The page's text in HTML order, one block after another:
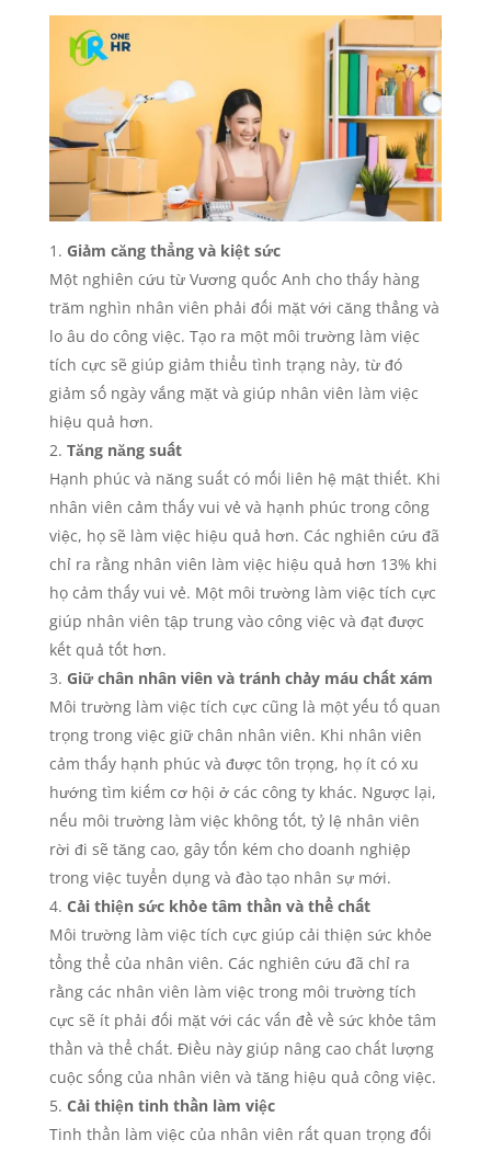
Giảm căng thẳng và kiệt sức
Một nghiên cứu từ Vương quốc Anh cho thấy hàng
trăm nghìn nhân viên phải đối mặt với căng thẳng và
lo âu do công việc. Tạo ra một môi trường làm việc
tích cực sẽ giúp giảm thiểu tình trạng này, từ đó
giảm số ngày vắng mặt và giúp nhân viên làm việc
hiệu quả hơn.
Tăng năng suất
Hạnh phúc và năng suất có mối liên hệ mật thiết. Khi
nhân viên cảm thấy vui vẻ và hạnh phúc trong công
việc, họ sẽ làm việc hiệu quả hơn. Các nghiên cứu đã
chỉ ra rằng nhân viên làm việc hiệu quả hơn 13% khi
họ cảm thấy vui vẻ. Một môi trường làm việc tích cực
giúp nhân viên tập trung vào công việc và đạt được
kết quả tốt hơn.
Giữ chân nhân viên và tránh chảy máu chất xám
Môi trường làm việc tích cực cũng là một yếu tố quan
trọng trong việc giữ chân nhân viên. Khi nhân viên
cảm thấy hạnh phúc và được tôn trọng, họ ít có xu
hướng tìm kiếm cơ hội ở các công ty khác. Ngược lại,
nếu môi trường làm việc không tốt, tỷ lệ nhân viên
rời đi sẽ tăng cao, gây tốn kém cho doanh nghiệp
trong việc tuyển dụng và đào tạo nhân sự mới.
Cải thiện sức khỏe tâm thần và thể chất
Môi trường làm việc tích cực giúp cải thiện sức khỏe
tổng thể của nhân viên. Các nghiên cứu đã chỉ ra
rằng các nhân viên làm việc trong môi trường tích
cực sẽ ít phải đối mặt với các vấn đề về sức khỏe tâm
thần và thể chất. Điều này giúp nâng cao chất lượng
cuộc sống của nhân viên và tăng hiệu quả công việc.
Cải thiện tinh thần làm việc
Tinh thần làm việc của nhân viên rất quan trọng đối